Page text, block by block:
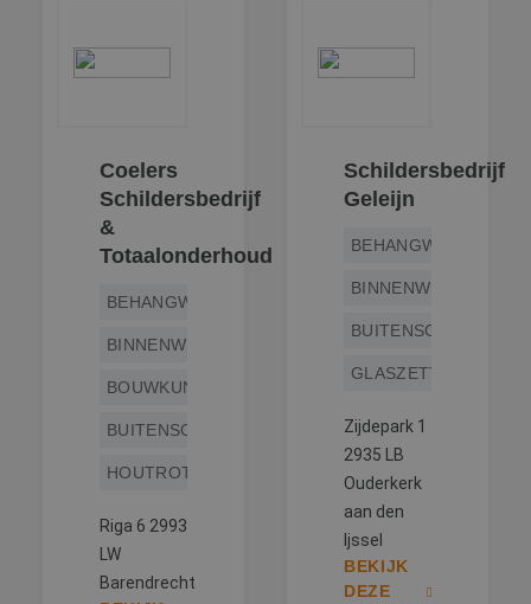
Coelers
Schildersbedrijf
&
Totaalonderhoud
BEHANGWERK
BINNENWERK
BOUWKUNDIG
BUITENSCHILDERWERK
HOUTROTREPARATIE
Riga 6 2993
LW
Barendrecht
Schildersbedrijf
Geleijn
BEHANGWERK
BINNENWERK
GLASZETTEN
Zijdepark 1
2935 LB
Ouderkerk
aan den
Ijssel
BEKIJK
DEZE